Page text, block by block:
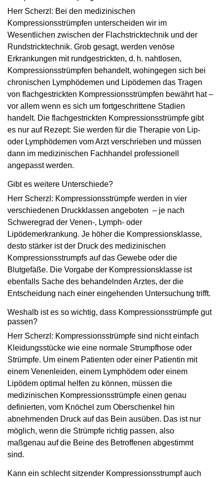
Herr Scherzl: Bei den medizinischen
Kompressionsstrümpfen unterscheiden wir im
Wesentlichen zwischen der Flachstricktechnik und der
Rundstricktechnik. Grob gesagt, werden venöse
Erkrankungen mit rundgestrickten, d. h. nahtlosen,
Kompressionsstrümpfen behandelt, wohingegen sich bei
chronischen Lymphödemen und Lipödemen das Tragen
von flachgestrickten Kompressionsstrümpfen bewährt hat –
vor allem wenn es sich um fortgeschrittene Stadien
handelt. Die flachgestrickten Kompressionsstrümpfe gibt
es nur auf Rezept: Sie werden für die Therapie von Lip-
oder Lymphödemen vom Arzt verschrieben und müssen
dann im medizinischen Fachhandel professionell
angepasst werden.
Gibt es weitere Unterschiede?
Herr Scherzl: Kompressionsstrümpfe werden in vier
verschiedenen Druckklassen angeboten – je nach
Schweregrad der Venen-, Lymph- oder
Lipödemerkrankung. Je höher die Kompressionsklasse,
desto stärker ist der Druck des medizinischen
Kompressionsstrumpfs auf das Gewebe oder die
Blutgefäße. Die Vorgabe der Kompressionsklasse ist
ebenfalls Sache des behandelnden Arztes, der die
Entscheidung nach einer eingehenden Untersuchung trifft.
Weshalb ist es so wichtig, dass Kompressionsstrümpfe gut
passen?
Herr Scherzl: Kompressionsstrümpfe sind nicht einfach
Kleidungsstücke wie eine normale Strumpfhose oder
Strümpfe. Um einem Patienten oder einer Patientin mit
einem Venenleiden, einem Lymphödem oder einem
Lipödem optimal helfen zu können, müssen die
medizinischen Kompressionsstrümpfe einen genau
definierten, vom Knöchel zum Oberschenkel hin
abnehmenden Druck auf das Bein ausüben. Das ist nur
möglich, wenn die Strümpfe richtig passen, also
maßgenau auf die Beine des Betroffenen abgestimmt
sind.
Kann ein schlecht sitzender Kompressionsstrumpf auch